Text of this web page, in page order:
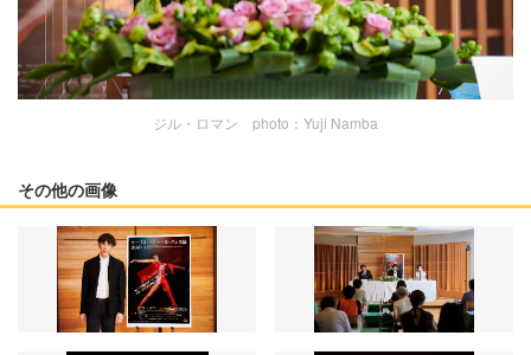
ジル・ロマン photo：Yuji Namba
その他の画像